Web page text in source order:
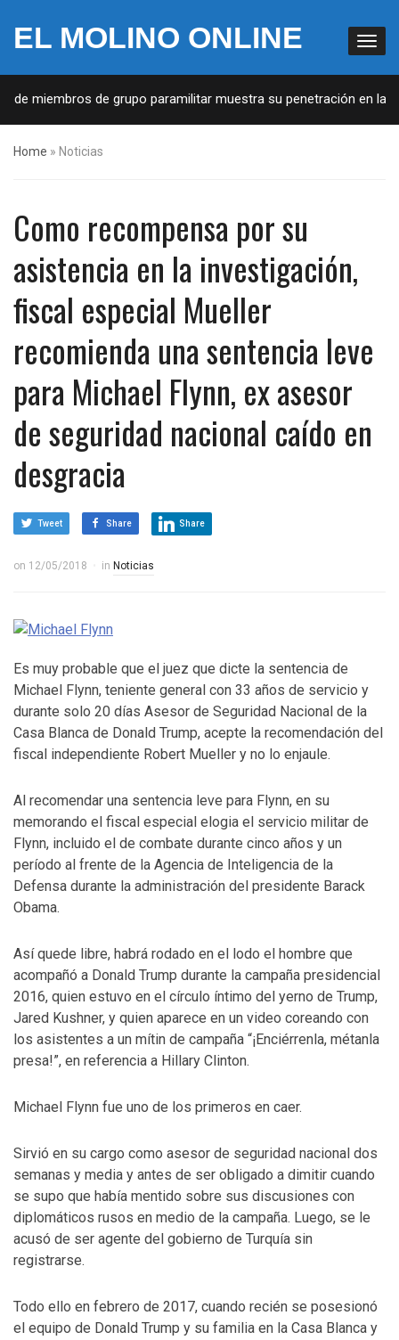
EL MOLINO ONLINE
miembros de grupo paramilitar muestra su penetración en la
Home » Noticias
Como recompensa por su
asistencia en la investigación,
fiscal especial Mueller
recomienda una sentencia leve
para Michael Flynn, ex asesor
de seguridad nacional caído en
desgracia
Tweet Share Share
on 12/05/2018 in Noticias
Es muy probable que el juez que dicte la sentencia de
Michael Flynn, teniente general con 33 años de servicio y
durante solo 20 días Asesor de Seguridad Nacional de la
Casa Blanca de Donald Trump, acepte la recomendación del
fiscal independiente Robert Mueller y no lo enjaule.
Al recomendar una sentencia leve para Flynn, en su
memorando el fiscal especial elogia el servicio militar de
Flynn, incluido el de combate durante cinco años y un
período al frente de la Agencia de Inteligencia de la
Defensa durante la administración del presidente Barack
Obama.
Así quede libre, habrá rodado en el lodo el hombre que
acompañó a Donald Trump durante la campaña presidencial
2016, quien estuvo en el círculo íntimo del yerno de Trump,
Jared Kushner, y quien aparece en un video coreando con
los asistentes a un mítin de campaña “¡Enciérrenla, métanla
presa!”, en referencia a Hillary Clinton.
Michael Flynn fue uno de los primeros en caer.
Sirvió en su cargo como asesor de seguridad nacional dos
semanas y media y antes de ser obligado a dimitir cuando
se supo que había mentido sobre sus discusiones con
diplomáticos rusos en medio de la campaña. Luego, se le
acusó de ser agente del gobierno de Turquía sin
registrarse.
Todo ello en febrero de 2017, cuando recién se posesionó
el equipo de Donald Trump y su familia en la Casa Blanca y